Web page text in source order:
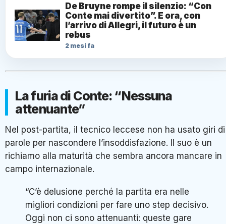
De Bruyne rompe il silenzio: “Con
Conte mai divertito”. E ora, con
l’arrivo di Allegri, il futuro è un
rebus
2 mesi fa
La furia di Conte: “Nessuna
attenuante”
Nel post-partita, il tecnico leccese non ha usato giri di
parole per nascondere l’insoddisfazione. Il suo è un
richiamo alla maturità che sembra ancora mancare in
campo internazionale.
“C’è delusione perché la partita era nelle
migliori condizioni per fare uno step decisivo.
Oggi non ci sono attenuanti: queste gare